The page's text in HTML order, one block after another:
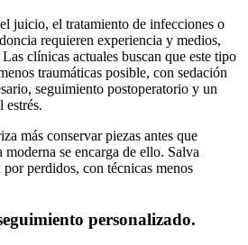
juicio, el tratamiento de infecciones o
requieren experiencia y medios,
clínicas actuales buscan que este tipo
traumáticas posible, con sedación
seguimiento postoperatorio y un
estrés.
más conservar piezas antes que
se encarga de ello. Salva
por perdidos, con técnicas menos
personalizado.